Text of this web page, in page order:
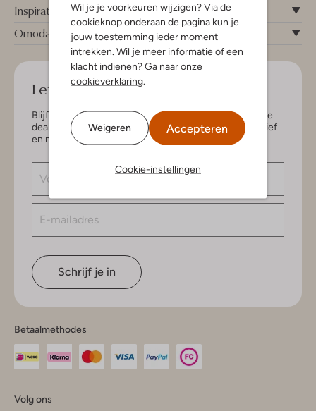
Wil je je voorkeuren wijzigen? Via de
cookieknop onderaan de pagina kun je
jouw toestemming ieder moment
intrekken. Wil je meer informatie of een
klacht indienen? Ga naar onze
cookieverklaring
Weigeren Accepteren
Cookie-instellingen
Inspiratie
Omoda
Let's keep in touch!
Blijf op de hoogte van de nieuwste items en exclusieve
deals, speciaal voor jou. Schrijf je in voor de nieuwsbrief
en maak kans op € 150,- shoptegoed.
Schrijf je in
Betaalmethodes
Volg ons